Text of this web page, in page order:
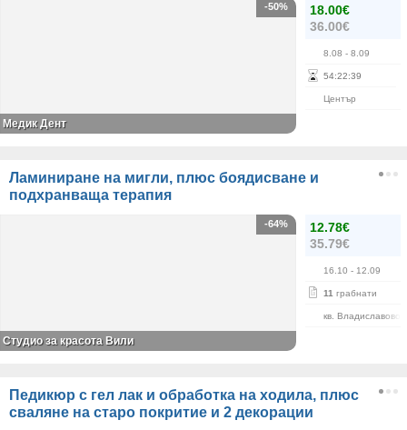
18.00€
36.00€
8.08 - 8.09
54:22:38
Център
-50%
Медик Дент
Ламиниране на мигли, плюс боядисване и
подхранваща терапия
12.78€
35.79€
16.10 - 12.09
11 грабнати
кв. Владиславово
-64%
Студио за красота Вили
Педикюр с гел лак и обработка на ходила, плюс
сваляне на старо покритие и 2 декорации